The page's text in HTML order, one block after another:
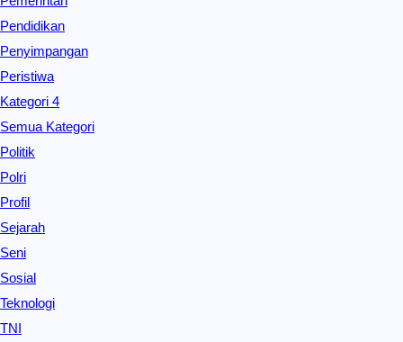
Pendidikan
Penyimpangan
Peristiwa
Kategori 4
Semua Kategori
Politik
Polri
Profil
Sejarah
Seni
Sosial
Teknologi
TNI